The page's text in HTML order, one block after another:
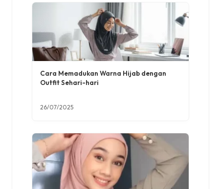
Cara Memadukan Warna Hijab dengan
Outfit Sehari-hari
26/07/2025